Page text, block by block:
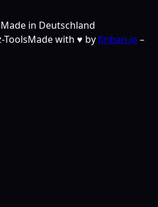
Made in Deutschland
ToolsMade with ♥ byfinban.io –